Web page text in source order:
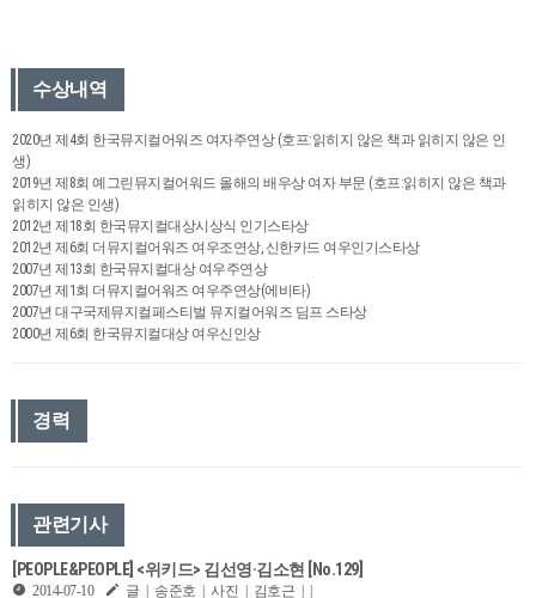
수상내역
2020년 제4회 한국뮤지컬어워즈 여자주연상 (호프:읽히지 않은 책과 읽히지 않은 인
생)
2019년 제8회 예그린뮤지컬어워드 올해의 배우상 여자 부문 (호프:읽히지 않은 책과
읽히지 않은 인생)
2012년 제18회 한국뮤지컬대상시상식 인기스타상
2012년 제6회 더뮤지컬어워즈 여우조연상, 신한카드 여우인기스타상
2007년 제13회 한국뮤지컬대상 여우주연상
2007년 제1회 더뮤지컬어워즈 여우주연상(에비타)
2007년 대구국제뮤지컬페스티벌 뮤지컬어워즈 딤프 스타상
2000년 제6회 한국뮤지컬대상 여우신인상
경력
관련기사
[PEOPLE&PEOPLE] <위키드> 김선영·김소현 [No.129]
2014-07-10 글 | 송준호 | 사진 | 김호근 | |